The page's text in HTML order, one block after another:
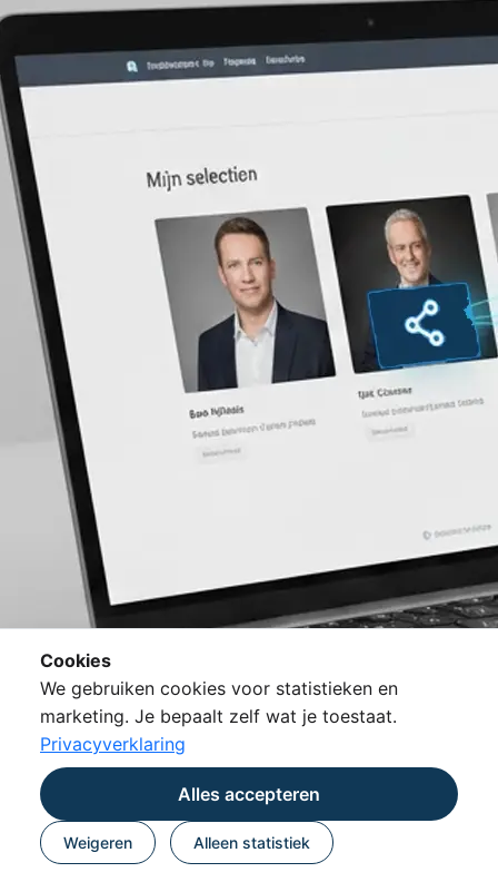
Cookies
We gebruiken cookies voor statistieken en
marketing. Je bepaalt zelf wat je toestaat.
Privacyverklaring
Alles accepteren
Weigeren Alleen statistiek